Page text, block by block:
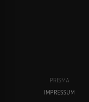
PRISMA
IMPRESSUM